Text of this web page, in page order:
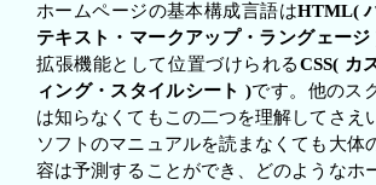
ホームページの基本構成言語はHTML(
テキスト・マークアップ・ラングェージ
拡張機能として位置づけられるCSS( カ
ィング・スタイルシート )です。他のス
は知らなくてもこの二つを理解してさえ
ソフトのマニュアルを読まなくても大体
容は予測することができ、どのようなホ